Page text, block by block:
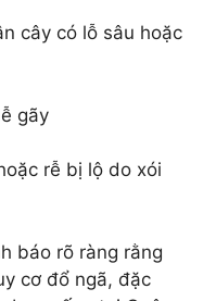
cây có lỗ sâu hoặc
gãy
rễ bị lộ do xói
báo rõ ràng rằng
cơ đổ ngã, đặc